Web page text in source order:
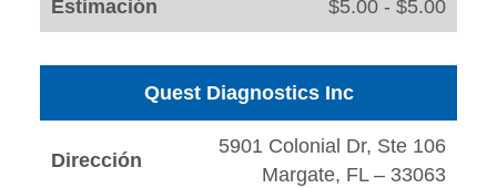
Estimación $5.00 - $5.00
Quest Diagnostics Inc
Dirección
5901 Colonial Dr, Ste 106
Margate, FL – 33063